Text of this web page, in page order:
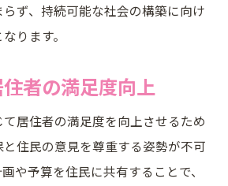
ず、持続可能な社会の構築に向け
ります。
者の満足度向上
居住者の満足度を向上させるため
住民の意見を尊重する姿勢が不可
や予算を住民に共有することで、